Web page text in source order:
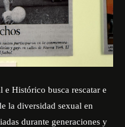
e Histórico busca rescatar e
la diversidad sexual en
durante generaciones y